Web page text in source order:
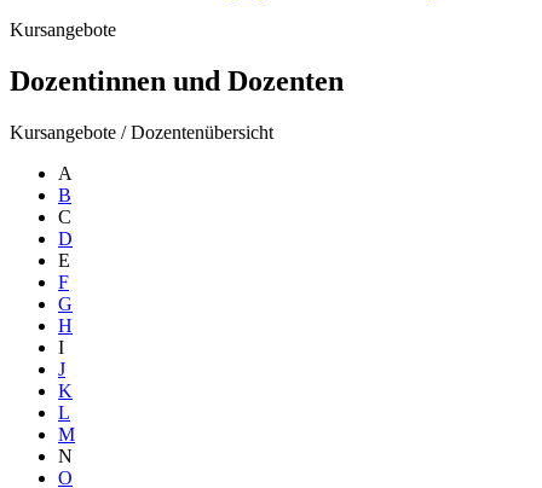
Kursangebote
Dozentinnen und Dozenten
Kursangebote /Dozentenübersicht
A
B
C
D
E
F
G
H
I
J
K
L
M
N
O